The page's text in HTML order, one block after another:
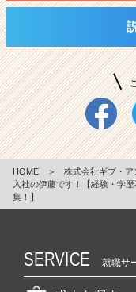
HOME ＞ 株式会社ギブ・ア
入社の伊藤です！【経験・学
集！】
SERVICE 就職サ